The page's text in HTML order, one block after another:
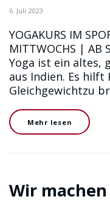
6. Juli 2023
YOGAKURS IM
MITTWOCHS | AB
Yoga ist ein altes,
aus Indien. Es hilft
Gleichgewichtzu
Mehr lesen
Wir